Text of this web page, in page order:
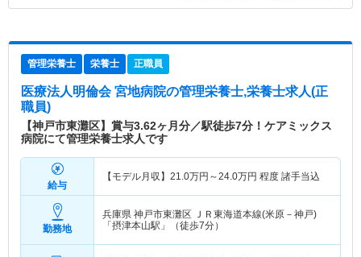
管理栄養士 栄養士 正職員
医療法人明倫会 宮地病院の管理栄養士,栄養士求人(正
職員)
【神戸市東灘区】賞与3.62ヶ月分／駅徒歩7分！ケアミックス
病院にて管理栄養士求人です
給与
【モデル月収】 21.0万円～24.0万円 程度 諸手当込
勤務地
兵庫県 神戸市東灘区 ＪＲ東海道本線(米原－神戸)
「摂津本山駅」（徒歩7分）